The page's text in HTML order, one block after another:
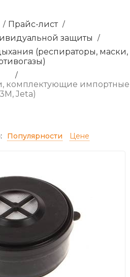
/ Прайс-лист /
защиты /
(респираторы, маски,
/
комплектующие импортные
Jeta)
Популярности Цене